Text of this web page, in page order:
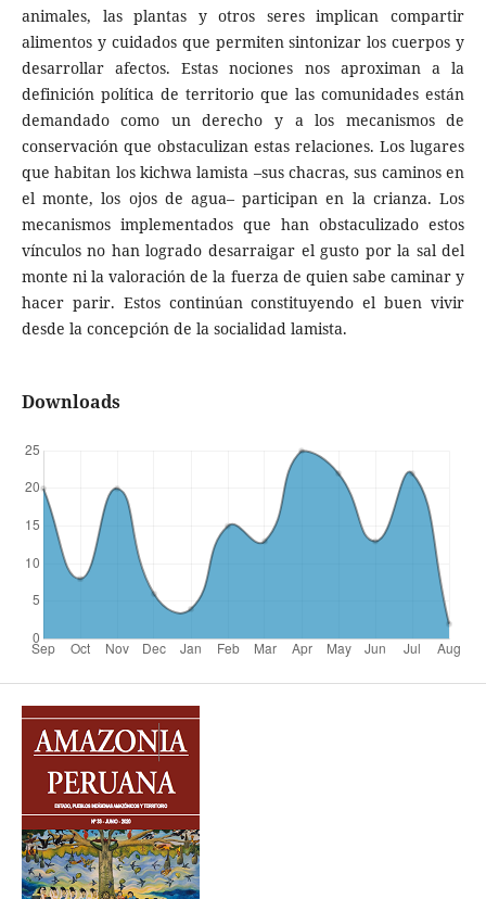
animales, las plantas y otros seres implican compartir
alimentos y cuidados que permiten sintonizar los cuerpos y
desarrollar afectos. Estas nociones nos aproximan a la
definición política de territorio que las comunidades están
demandado como un derecho y a los mecanismos de
conservación que obstaculizan estas relaciones. Los lugares
que habitan los kichwa lamista –sus chacras, sus caminos en
el monte, los ojos de agua– participan en la crianza. Los
mecanismos implementados que han obstaculizado estos
vínculos no han logrado desarraigar el gusto por la sal del
monte ni la valoración de la fuerza de quien sabe caminar y
hacer parir. Estos continúan constituyendo el buen vivir
desde la concepción de la socialidad lamista.
Downloads